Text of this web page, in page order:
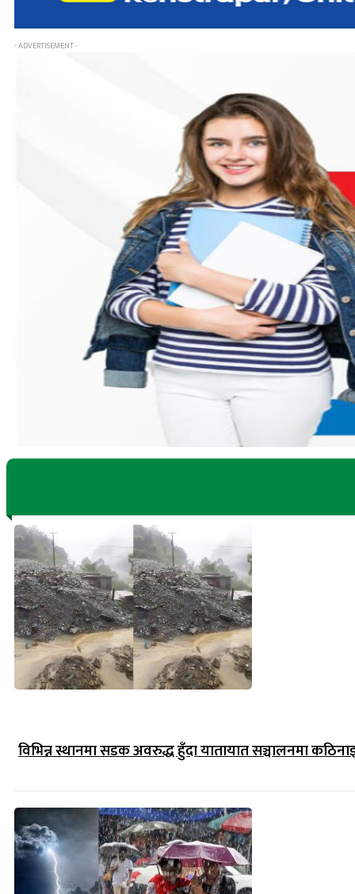
- ADVERTISEMENT -
विभिन्न स्थानमा सडक अवरुद्ध हुँदा यातायात सञ्चालनमा